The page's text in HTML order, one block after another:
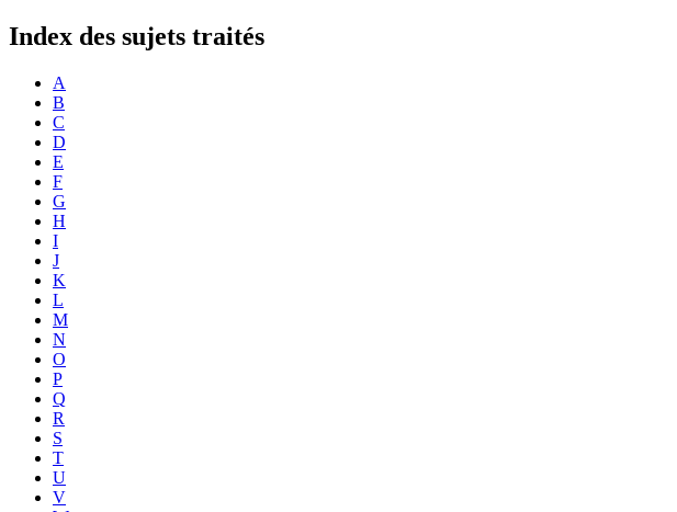
Index des sujets traités
A
B
C
D
E
F
G
H
I
J
K
L
M
N
O
P
Q
R
S
T
U
V